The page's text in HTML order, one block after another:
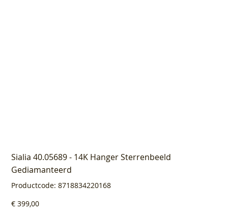
Sialia 40.05689 - 14K Hanger Sterrenbeeld
Gediamanteerd
Productcode: Productcode
8718834220168
8718834220168
Prijs
€ 399,00